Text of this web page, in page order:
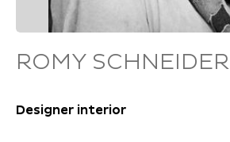
ROMY SCHNEIDER
Designer interior